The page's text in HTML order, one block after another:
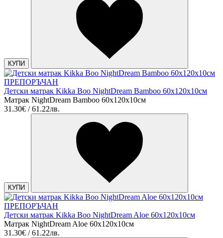
КУПИ
ПРЕПОРЪЧАН
Детски матрак Kikka Boo NightDream Bamboo 60x120x10см
Матрак NightDream Bamboo 60x120x10см
31.30€ / 61.22лв.
КУПИ
ПРЕПОРЪЧАН
Детски матрак Kikka Boo NightDream Aloe 60x120x10см
Матрак NightDream Aloe 60x120x10см
31.30€ / 61.22лв.